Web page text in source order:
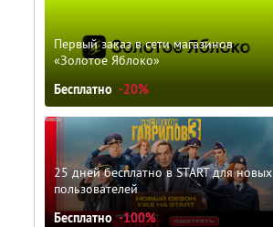
Первый заказ в сети магазинов
«Золотое Яблоко»
Бесплатно -20%
25 дней бесплатно в START для новых
пользователей
Бесплатно -100%